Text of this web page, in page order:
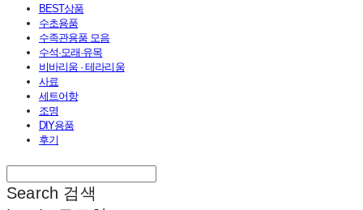
BEST상품
수초용품
수족관용품 모음
수석·모래·유목
비바리움 · 테라리움
사료
세트어항
조명
DIY용품
후기
Search 검색